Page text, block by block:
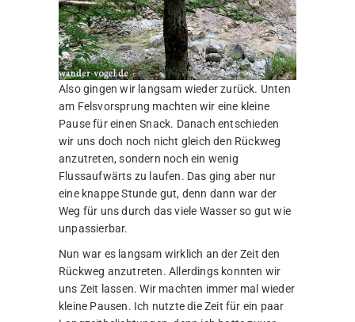
Also gingen wir langsam wieder zurück. Unten
am Felsvorsprung machten wir eine kleine
Pause für einen Snack. Danach entschieden
wir uns doch noch nicht gleich den Rückweg
anzutreten, sondern noch ein wenig
Flussaufwärts zu laufen. Das ging aber nur
eine knappe Stunde gut, denn dann war der
Weg für uns durch das viele Wasser so gut wie
unpassierbar.
Nun war es langsam wirklich an der Zeit den
Rückweg anzutreten. Allerdings konnten wir
uns Zeit lassen. Wir machten immer mal wieder
kleine Pausen. Ich nutzte die Zeit für ein paar